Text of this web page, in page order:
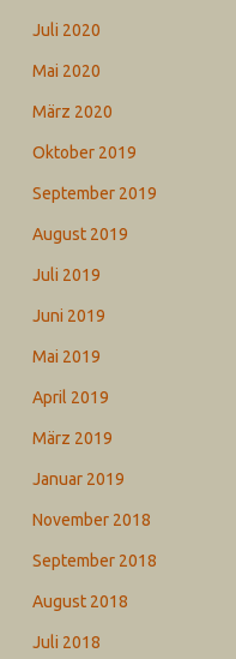
Juli 2020
Mai 2020
März 2020
Oktober 2019
September 2019
August 2019
Juli 2019
Juni 2019
Mai 2019
April 2019
März 2019
Januar 2019
November 2018
September 2018
August 2018
Juli 2018